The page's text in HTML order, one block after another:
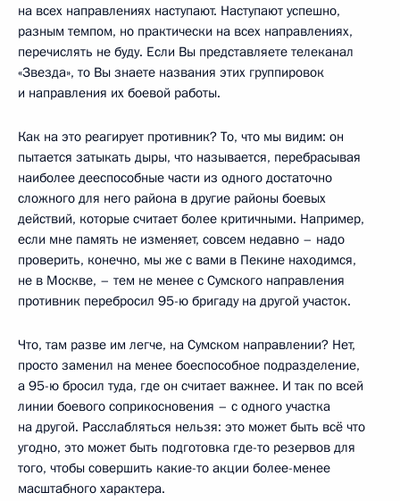
на всех направлениях наступают. Наступают успешно,
разным темпом, но практически на всех направлениях,
перечислять не буду. Если Вы представляете телеканал
«Звезда», то Вы знаете названия этих группировок
и направления их боевой работы.
Как на это реагирует противник? То, что мы видим: он
пытается затыкать дыры, что называется, перебрасывая
наиболее дееспособные части из одного достаточно
сложного для него района в другие районы боевых
действий, которые считает более критичными. Например,
если мне память не изменяет, совсем недавно – надо
проверить, конечно, мы же с вами в Пекине находимся,
не в Москве, – тем не менее с Сумского направления
противник перебросил 95-ю бригаду на другой участок.
Что, там разве им легче, на Сумском направлении? Нет,
просто заменил на менее боеспособное подразделение,
а 95-ю бросил туда, где он считает важнее. И так по всей
линии боевого соприкосновения – с одного участка
на другой. Расслабляться нельзя: это может быть всё что
угодно, это может быть подготовка где-то резервов для
того, чтобы совершить какие-то акции более-менее
масштабного характера.